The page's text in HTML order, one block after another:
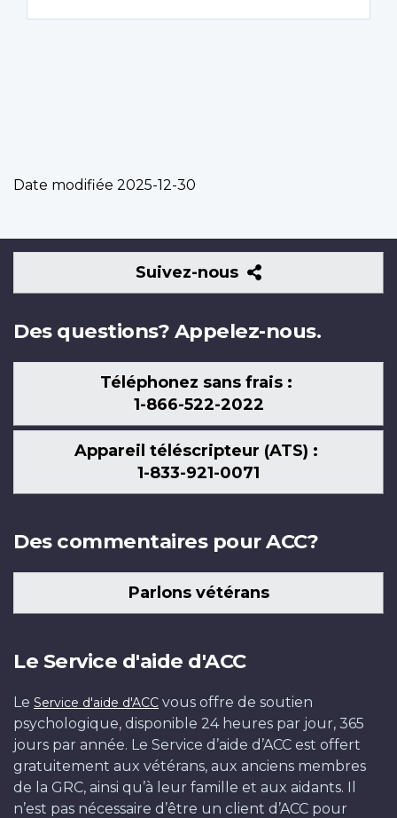
Date modifiée 2025-12-30
Suivez-nous
Suivez-
nous
Des questions? Appelez-nous.
Téléphonez sans frais :
1-866-522-2022
Appareil téléscripteur (ATS) :
1-833-921-0071
Des commentaires pour ACC?
Parlons vétérans
Le Service d'aide d'ACC
Le Service d'aide d'ACC vous offre de soutien
psychologique, disponible 24 heures par jour, 365
jours par année. Le Service d’aide d’ACC est offert
gratuitement aux vétérans, aux anciens membres
de la GRC, ainsi qu’à leur famille et aux aidants. Il
n’est pas nécessaire d’être un client d’ACC pour